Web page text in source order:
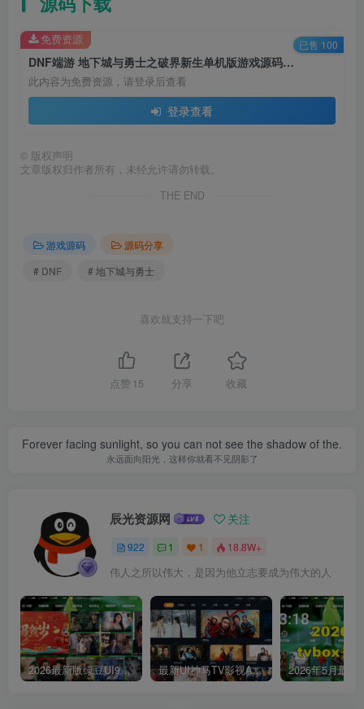
DNF端游 地下城与勇士之破界新生单机版游戏源码+ 仿官方微变版本+超多职业
此内容为免费资源，请登录后查看
登录查看
免费资源 已售 100
© 版权声明
文章版权归作者所有，未经允许请勿转载。
THE END
游戏源码
源码分享
# DNF
# 地下城与勇士
喜欢就支持一下吧
点赞 15 分享 收藏
Forever facing sunlight, so you can not see the shadow of the.
永远面向阳光，这样你就看不见阴影了
辰光资源网 关注
922 1 1 18.8W+
伟人之所以伟大，是因为他立志要成为伟大的人
2026最新版绿豆UI9双端影视APP源码 最新UI神马TV影视APP源码 乐檬影视苹果CMS后台 包含前后端源码